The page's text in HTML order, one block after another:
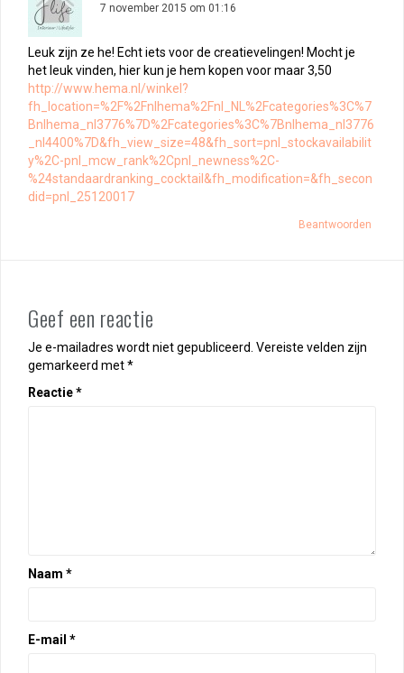
7 november 2015 om 01:16
Leuk zijn ze he! Echt iets voor de creatievelingen! Mocht je
het leuk vinden, hier kun je hem kopen voor maar 3,50
http://www.hema.nl/winkel?
fh_location=%2F%2Fnlhema%2Fnl_NL%2Fcategories%3C%7
Bnlhema_nl3776%7D%2Fcategories%3C%7Bnlhema_nl3776
_nl4400%7D&fh_view_size=48&fh_sort=pnl_stockavailabilit
y%2C-pnl_mcw_rank%2Cpnl_newness%2C-
%24standaardranking_cocktail&fh_modification=&fh_secon
did=pnl_25120017
Beantwoorden
Geef een reactie
Je e-mailadres wordt niet gepubliceerd. Vereiste velden zijn
gemarkeerd met*
Reactie*
Naam *
E-mail *